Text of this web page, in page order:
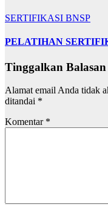
SERTIFIKASI BNSP
PELATIHAN
Tinggalkan Balasan
Alamat email Anda tidak
ditandai *
Komentar *